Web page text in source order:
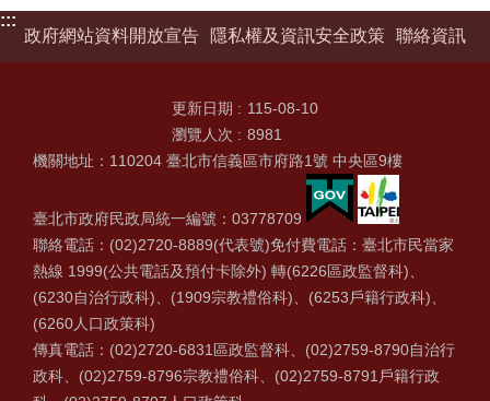
:::
政府網站資料開放宣告
隱私權及資訊安全政策 聯絡資訊
更新日期
115-08-10
瀏覽人次
8981
機關地址：110204 臺北市信義區市府路1號 中央區9樓
臺北市政府民政局統一編號：03778709
聯絡電話：(02)2720-8889(代表號)免付費電話：臺北市民當家
熱線 1999(公共電話及預付卡除外) 轉(6226區政監督科)、
(6230自治行政科)、(1909宗教禮俗科)、(6253戶籍行政科)、
(6260人口政策科)
傳真電話：(02)2720-6831區政監督科、(02)2759-8790自治行
政科、(02)2759-8796宗教禮俗科、(02)2759-8791戶籍行政